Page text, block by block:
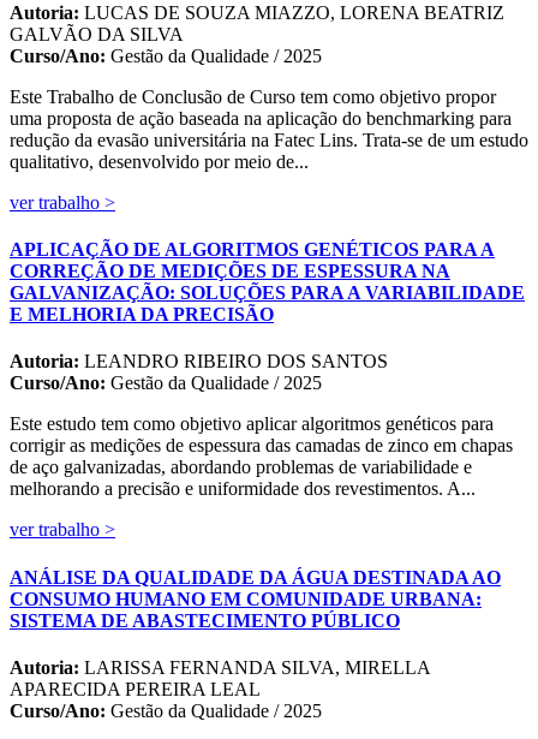
Autoria: LUCAS DE SOUZA MIAZZO, LORENA BEATRIZ
GALVÃO DA SILVA
Curso/Ano: Gestão da Qualidade / 2025
Este Trabalho de Conclusão de Curso tem como objetivo propor
uma proposta de ação baseada na aplicação do benchmarking para
redução da evasão universitária na Fatec Lins. Trata-se de um estudo
qualitativo, desenvolvido por meio de...
ver trabalho >
APLICAÇÃO DE ALGORITMOS GENÉTICOS PARA A
CORREÇÃO DE MEDIÇÕES DE ESPESSURA NA
GALVANIZAÇÃO: SOLUÇÕES PARA A VARIABILIDADE
E MELHORIA DA PRECISÃO
Autoria: LEANDRO RIBEIRO DOS SANTOS
Curso/Ano: Gestão da Qualidade / 2025
Este estudo tem como objetivo aplicar algoritmos genéticos para
corrigir as medições de espessura das camadas de zinco em chapas
de aço galvanizadas, abordando problemas de variabilidade e
melhorando a precisão e uniformidade dos revestimentos. A...
ver trabalho >
ANÁLISE DA QUALIDADE DA ÁGUA DESTINADA AO
CONSUMO HUMANO EM COMUNIDADE URBANA:
SISTEMA DE ABASTECIMENTO PÚBLICO
Autoria: LARISSA FERNANDA SILVA, MIRELLA
APARECIDA PEREIRA LEAL
Curso/Ano: Gestão da Qualidade / 2025